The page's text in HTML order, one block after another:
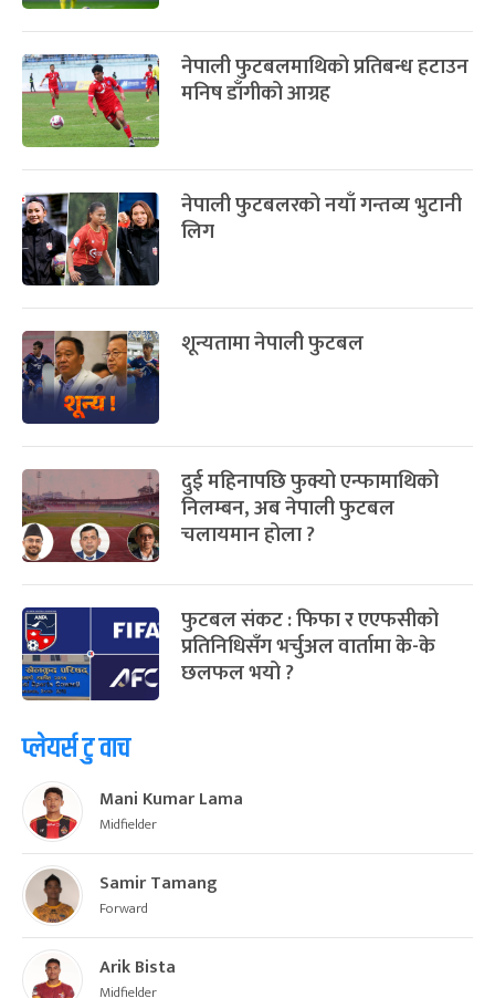
नेपाली फुटबलमाथिको प्रतिबन्ध हटाउन
मनिष डाँगीको आग्रह
नेपाली फुटबलरको नयाँ गन्तव्य भुटानी
लिग
शून्यतामा नेपाली फुटबल
दुई महिनापछि फुक्यो एन्फामाथिको
निलम्बन, अब नेपाली फुटबल
चलायमान होला ?
फुटबल संकट : फिफा र एएफसीको
प्रतिनिधिसँग भर्चुअल वार्तामा के-के
छलफल भयो ?
प्लेयर्स टु वाच
Mani Kumar Lama
Midfielder
Samir Tamang
Forward
Arik Bista
Midfielder